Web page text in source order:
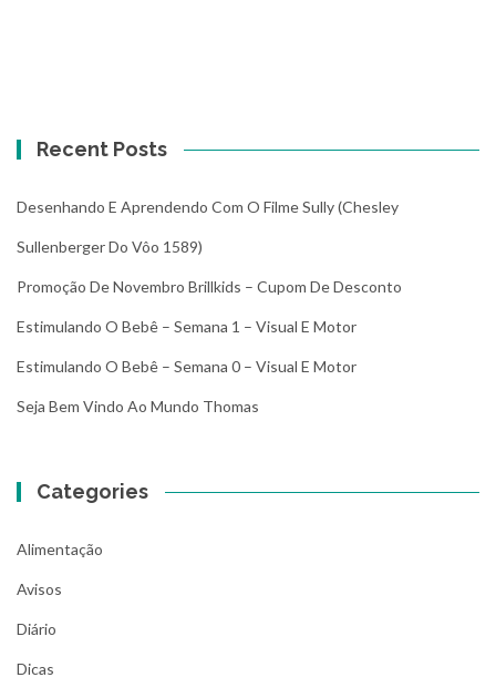
Recent Posts
Desenhando E Aprendendo Com O Filme Sully (Chesley
Sullenberger Do Vôo 1589)
Promoção De Novembro Brillkids – Cupom De Desconto
Estimulando O Bebê – Semana 1 – Visual E Motor
Estimulando O Bebê – Semana 0 – Visual E Motor
Seja Bem Vindo Ao Mundo Thomas
Categories
Alimentação
Avisos
Diário
Dicas